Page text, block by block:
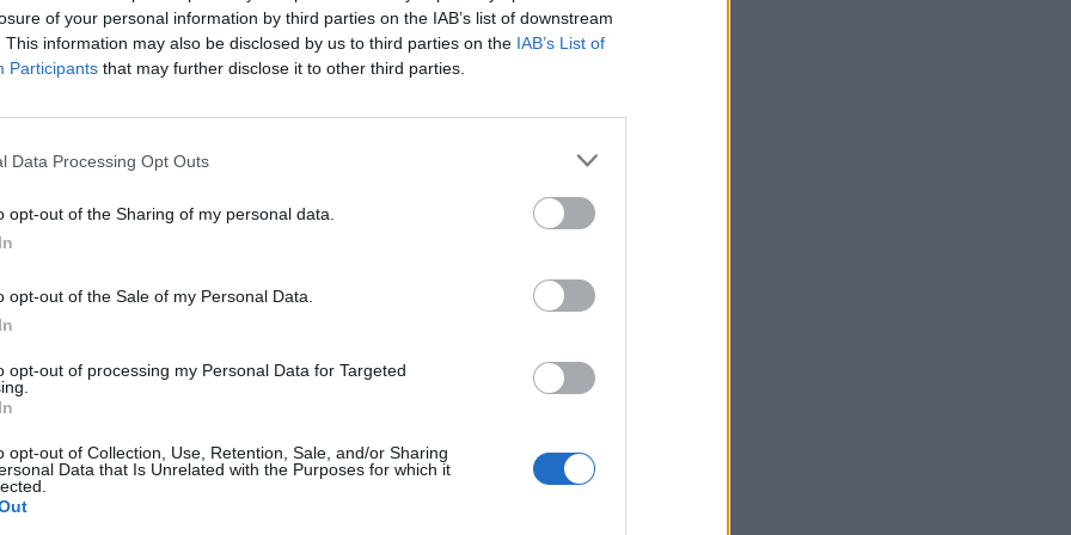
of your personal information by third parties on the IAB’s list of downstream
This information may also be disclosed by us to third parties on the IAB’s List of
Participants that may further disclose it to other third parties.
Data Processing Opt Outs
opt-out of the Sharing of my personal data.
opt-out of the Sale of my Personal Data.
opt-out of processing my Personal Data for Targeted
opt-out of Collection, Use, Retention, Sale, and/or Sharing
Data that Is Unrelated with the Purposes for which it
nem kizárt recesszió kialakulása sem.
23-án lesz a Portfolio Future of Finance 2026 konferenciája,
jövője, érdemes eljönni.Információ és jelentkezésA Bank of England a
irányadó kamatát. A monetáris testület egyhangúan...
portfolio.hu hírarchívumához tartozik, melynek olvasása előfizetéses
tartalmazza:
cikkarchívum
elmúlt 2 év napon belüli
Előfizetés